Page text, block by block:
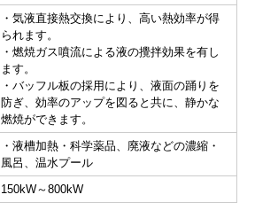
・気液直接熱交換により、高い熱効率が得
られます。
・燃焼ガス噴流による液の攪拌効果を有し
ます。
・バッフル板の採用により、液面の踊りを
防ぎ、効率のアップを図ると共に、静かな
燃焼ができます。
・液槽加熱・科学薬品、廃液などの濃縮・
風呂、温水プール
150kW～800kW